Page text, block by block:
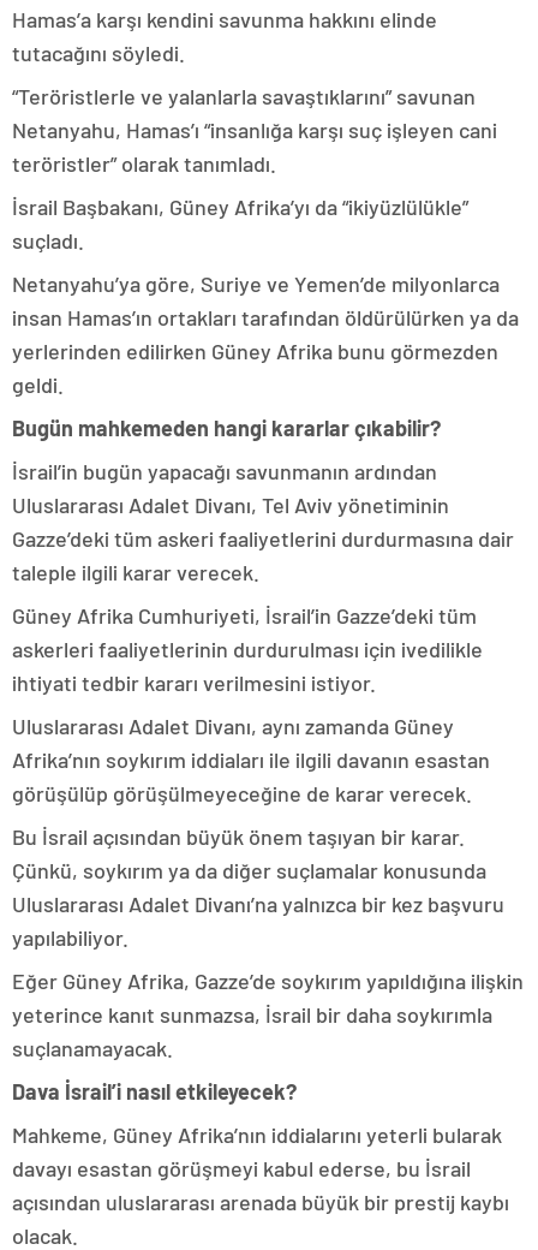
Hamas’a karşı kendini savunma hakkını elinde
tutacağını söyledi.
“Teröristlerle ve yalanlarla savaştıklarını” savunan
Netanyahu, Hamas’ı “insanlığa karşı suç işleyen cani
teröristler” olarak tanımladı.
İsrail Başbakanı, Güney Afrika’yı da “ikiyüzlülükle”
suçladı.
Netanyahu’ya göre, Suriye ve Yemen’de milyonlarca
insan Hamas’ın ortakları tarafından öldürülürken ya da
yerlerinden edilirken Güney Afrika bunu görmezden
geldi.
Bugün mahkemeden hangi kararlar çıkabilir?
İsrail’in bugün yapacağı savunmanın ardından
Uluslararası Adalet Divanı, Tel Aviv yönetiminin
Gazze’deki tüm askeri faaliyetlerini durdurmasına dair
taleple ilgili karar verecek.
Güney Afrika Cumhuriyeti, İsrail’in Gazze’deki tüm
askerleri faaliyetlerinin durdurulması için ivedilikle
ihtiyati tedbir kararı verilmesini istiyor.
Uluslararası Adalet Divanı, aynı zamanda Güney
Afrika’nın soykırım iddiaları ile ilgili davanın esastan
görüşülüp görüşülmeyeceğine de karar verecek.
Bu İsrail açısından büyük önem taşıyan bir karar.
Çünkü, soykırım ya da diğer suçlamalar konusunda
Uluslararası Adalet Divanı’na yalnızca bir kez başvuru
yapılabiliyor.
Eğer Güney Afrika, Gazze’de soykırım yapıldığına ilişkin
yeterince kanıt sunmazsa, İsrail bir daha soykırımla
suçlanamayacak.
Dava İsrail’i nasıl etkileyecek?
Mahkeme, Güney Afrika’nın iddialarını yeterli bularak
davayı esastan görüşmeyi kabul ederse, bu İsrail
açısından uluslararası arenada büyük bir prestij kaybı
olacak.